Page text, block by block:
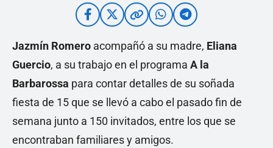
Jazmín Romero acompañó a su madre, Eliana
Guercio, a su trabajo en el programa A la
Barbarossa para contar detalles de su soñada
fiesta de 15 que se llevó a cabo el pasado fin de
semana junto a 150 invitados, entre los que se
encontraban familiares y amigos.